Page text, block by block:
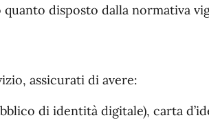
disposto dalla normativa
assicurati di avere:
di identità digitale), carta